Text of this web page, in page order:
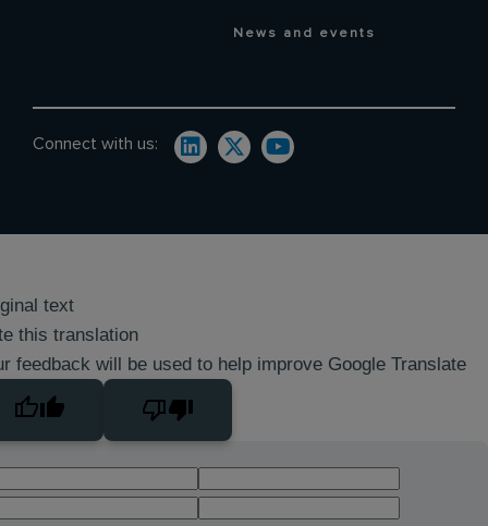
News and events
Connect with us:
text
this translation
feedback will be used to help improve Google Translate